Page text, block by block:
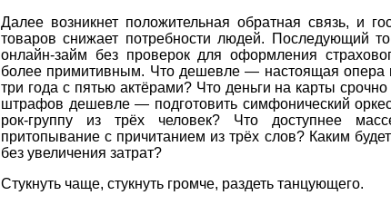
Далее возникнет положительная обратная связь, и
товаров снижает потребности людей. Последующий
онлайн-займ без проверок для оформления
более примитивным. Что дешевле — настоящая опера
три года с пятью актёрами? Что деньги на карты
штрафов дешевле — подготовить симфонический
рок-группу из трёх человек? Что доступнее
притопывание с причитанием из трёх слов? Каким
без увеличения затрат?
Стукнуть чаще, стукнуть громче, раздеть танцующего.